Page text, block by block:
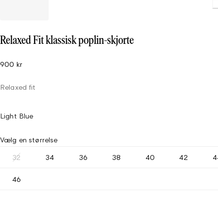
Relaxed Fit klassisk poplin-skjorte
900 kr
Relaxed fit
Light Blue
Vælg en størrelse
32 34 36 38 40 42
46